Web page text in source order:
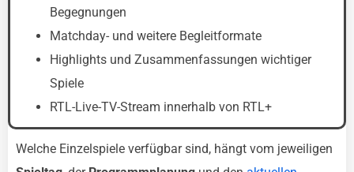
Begegnungen
Matchday- und weitere Begleitformate
Highlights und Zusammenfassungen wichtiger
Spiele
RTL-Live-TV-Stream innerhalb von RTL+
Welche Einzelspiele verfügbar sind, hängt vom jeweiligen